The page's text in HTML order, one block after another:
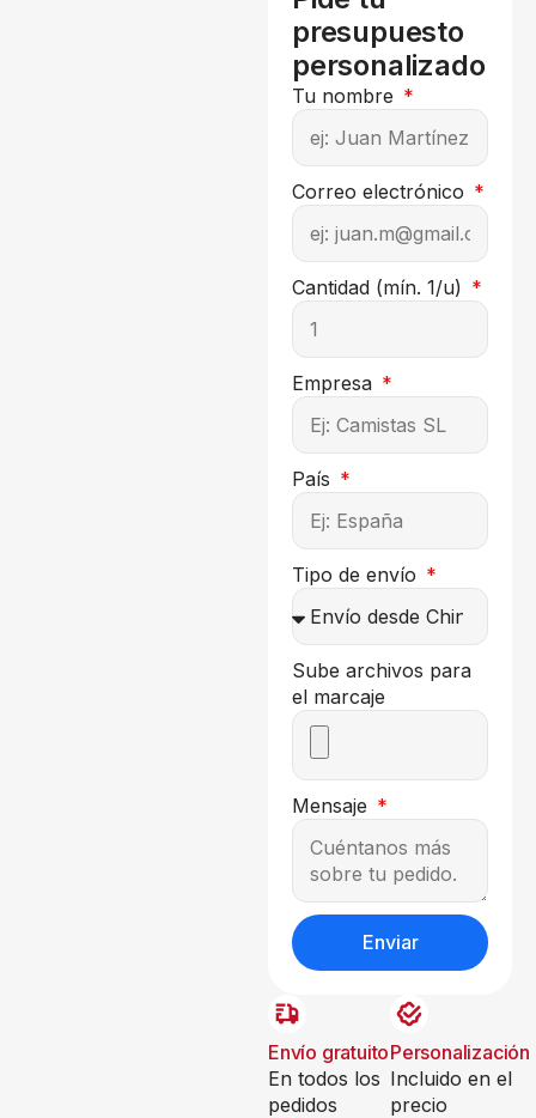
presupuesto
personalizado
Tu nombre
Correo electrónico
Cantidad (mín. 1/u)
Empresa
País
Tipo de envío
Sube archivos para
el marcaje
Mensaje
Enviar
Envío gratuito
En todos los
pedidos
Personalización
Incluido en el
precio